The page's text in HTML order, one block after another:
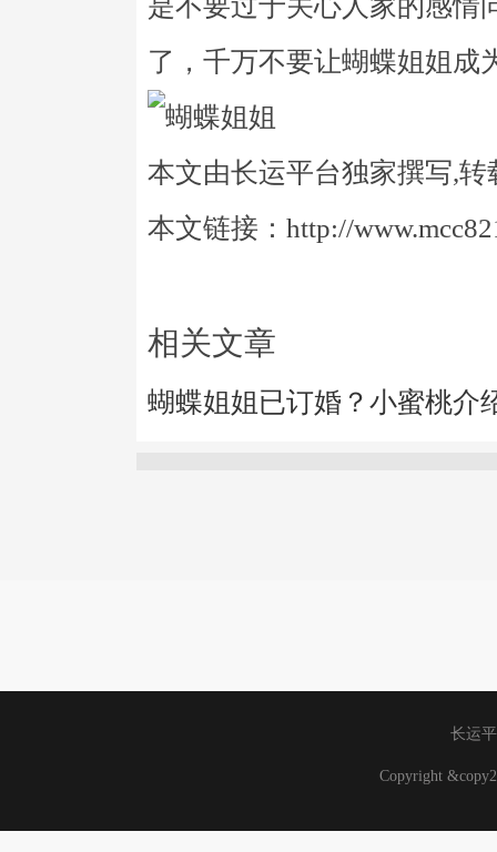
是不要过于关心人家的感情
了，千万不要让蝴蝶姐姐成
本文由长运平台独家撰写,转
本文链接：http://
相关文章
蝴蝶姐姐已订婚？小蜜桃介
长运
Copyright